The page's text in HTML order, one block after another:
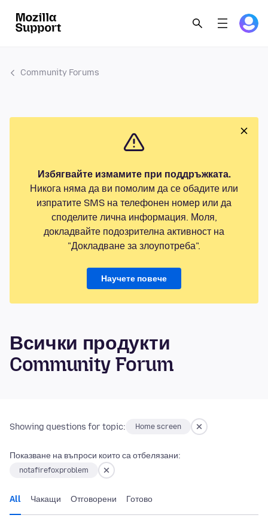
Community Forums
Избягвайте измамите при поддръжката.
Никога няма да ви помолим да се обадите или
изпратите SMS на телефонен номер или да
споделите лична информация. Моля,
докладвайте подозрителна активност на
"Докладване за злоупотреба".
Научете повече
Всички продукти
Community Forum
Showing questions for topic: Home screen
Показване на въпроси които са отбелязани:
notafirefoxproblem
All Чакащи Отговорени Готово